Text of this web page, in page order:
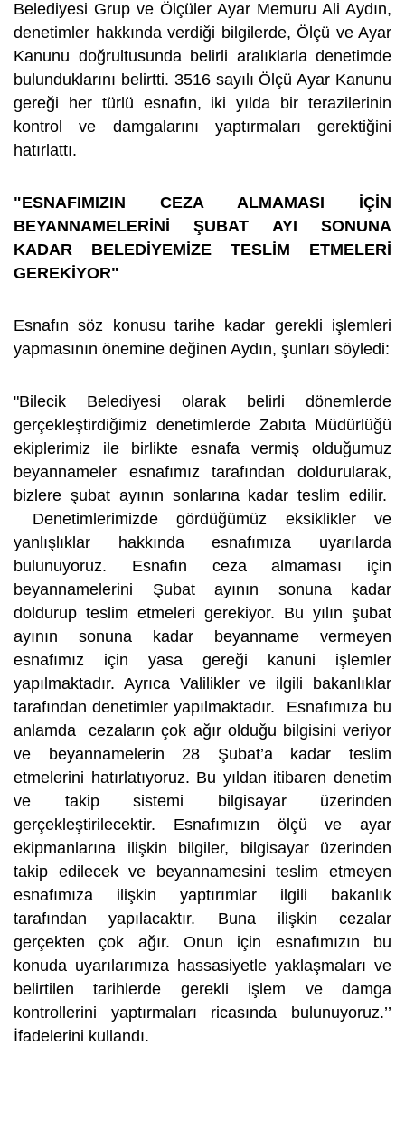
Belediyesi Grup ve Ölçüler Ayar Memuru Ali Aydın,
denetimler hakkında verdiği bilgilerde, Ölçü ve Ayar
Kanunu doğrultusunda belirli aralıklarla denetimde
bulunduklarını belirtti. 3516 sayılı Ölçü Ayar Kanunu
gereği her türlü esnafın, iki yılda bir terazilerinin
kontrol ve damgalarını yaptırmaları gerektiğini
hatırlattı.
"ESNAFIMIZIN CEZA ALMAMASI İÇİN
BEYANNAMELERİNİ ŞUBAT AYI SONUNA
KADAR BELEDİYEMİZE TESLİM ETMELERİ
GEREKİYOR"
Esnafın söz konusu tarihe kadar gerekli işlemleri
yapmasının önemine değinen Aydın, şunları söyledi:
"Bilecik Belediyesi olarak belirli dönemlerde
gerçekleştirdiğimiz denetimlerde Zabıta Müdürlüğü
ekiplerimiz ile birlikte esnafa vermiş olduğumuz
beyannameler esnafımız tarafından doldurularak,
bizlere şubat ayının sonlarına kadar teslim edilir.
Denetimlerimizde gördüğümüz eksiklikler ve
yanlışlıklar hakkında esnafımıza uyarılarda
bulunuyoruz. Esnafın ceza almaması için
beyannamelerini Şubat ayının sonuna kadar
doldurup teslim etmeleri gerekiyor. Bu yılın şubat
ayının sonuna kadar beyanname vermeyen
esnafımız için yasa gereği kanuni işlemler
yapılmaktadır. Ayrıca Valilikler ve ilgili bakanlıklar
tarafından denetimler yapılmaktadır. Esnafımıza bu
anlamda cezaların çok ağır olduğu bilgisini veriyor
ve beyannamelerin 28 Şubat’a kadar teslim
etmelerini hatırlatıyoruz. Bu yıldan itibaren denetim
ve takip sistemi bilgisayar üzerinden
gerçekleştirilecektir. Esnafımızın ölçü ve ayar
ekipmanlarına ilişkin bilgiler, bilgisayar üzerinden
takip edilecek ve beyannamesini teslim etmeyen
esnafımıza ilişkin yaptırımlar ilgili bakanlık
tarafından yapılacaktır. Buna ilişkin cezalar
gerçekten çok ağır. Onun için esnafımızın bu
konuda uyarılarımıza hassasiyetle yaklaşmaları ve
belirtilen tarihlerde gerekli işlem ve damga
kontrollerini yaptırmaları ricasında bulunuyoruz.’’
İfadelerini kullandı.